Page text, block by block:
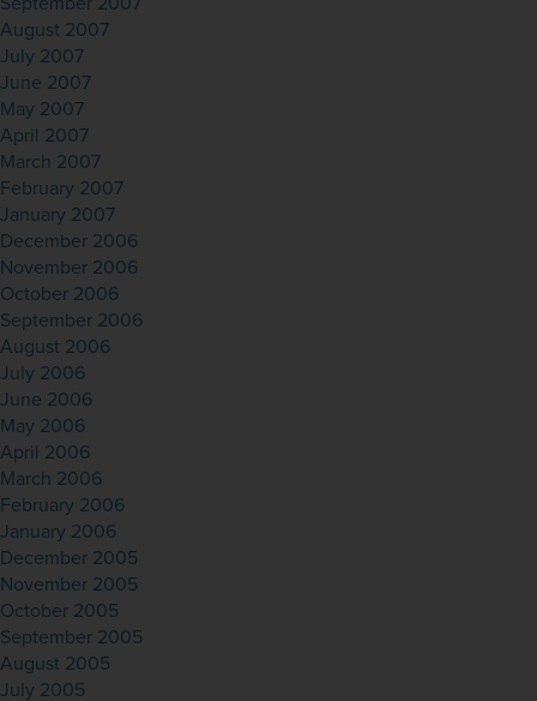
August 2007
July 2007
June 2007
May 2007
April 2007
March 2007
February 2007
January 2007
December 2006
November 2006
October 2006
September 2006
August 2006
July 2006
June 2006
May 2006
April 2006
March 2006
February 2006
January 2006
December 2005
November 2005
October 2005
September 2005
August 2005
July 2005